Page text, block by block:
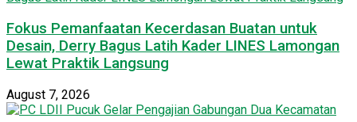
Fokus Pemanfaatan Kecerdasan Buatan untuk
Desain, Derry Bagus Latih Kader LINES Lamongan
Lewat Praktik Langsung
August 7, 2026